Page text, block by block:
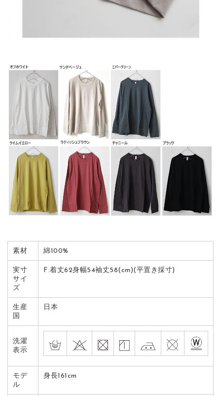
素材 綿100%
実寸
サイ
ズ
F:着丈62身幅54袖丈58(cm)(平置き採寸)
生産
国
日本
洗濯
表示
モデ
ル
身長161cm